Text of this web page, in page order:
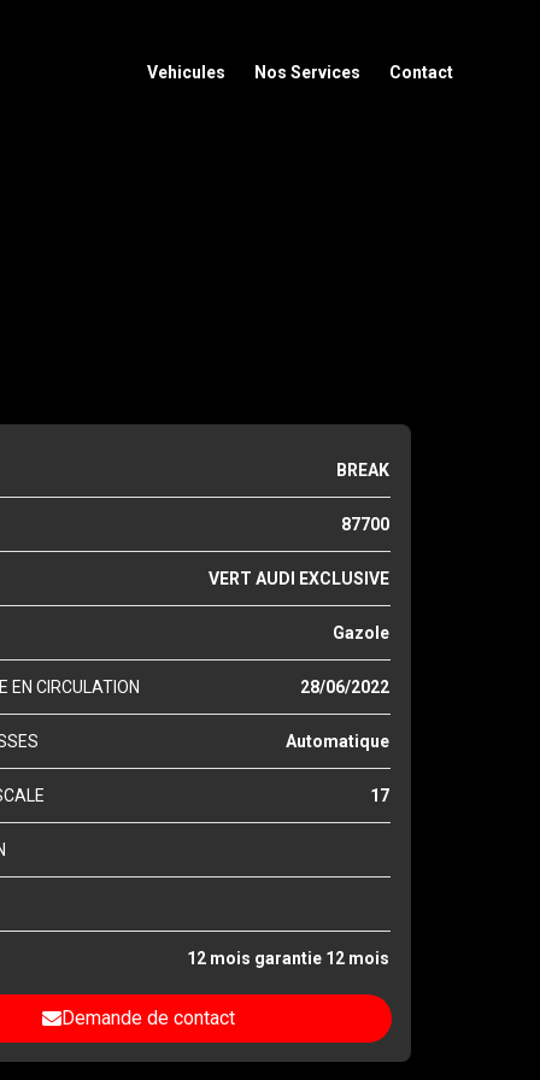
Vehicules Nos Services Contact
BREAK
87700
VERT AUDI EXCLUSIVE
Gazole
EN CIRCULATION 28/06/2022
Automatique
17
12 mois garantie 12 mois
Demande de contact